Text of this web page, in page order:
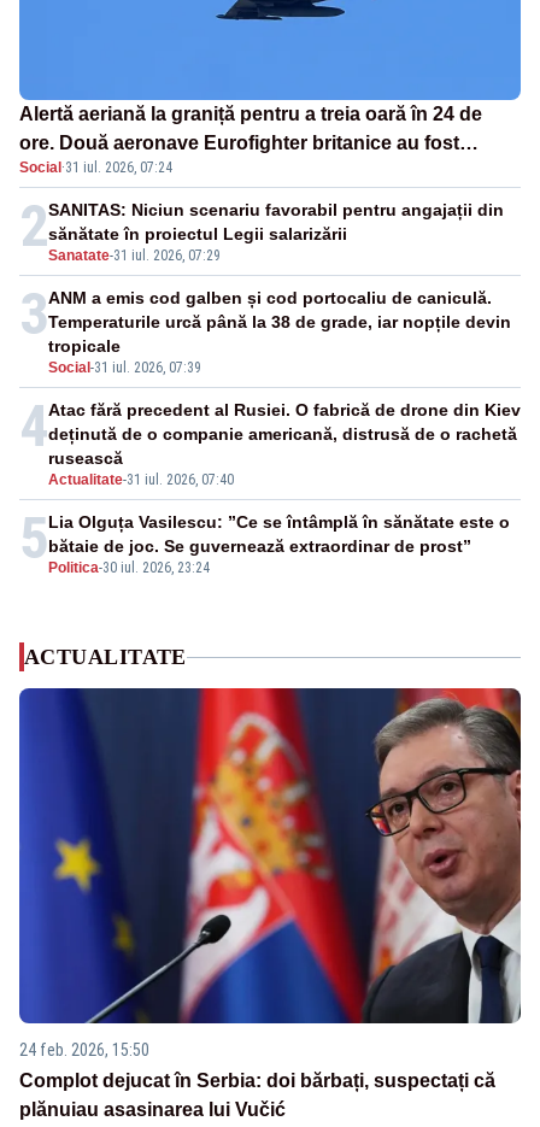
Alertă aeriană la graniță pentru a treia oară în 24 de
ore. Două aeronave Eurofighter britanice au fost
ridicate de la sol
Social ·31 iul. 2026, 07:24
2Sanatate-31 iul. 2026, 07:29
SANITAS: Niciun scenariu favorabil pentru angajații din
sănătate în proiectul Legii salarizării
3
Social -31 iul. 2026, 07:39
ANM a emis cod galben și cod portocaliu de caniculă.
Temperaturile urcă până la 38 de grade, iar nopțile devin
tropicale
4
Actualitate-31 iul. 2026, 07:40
Atac fără precedent al Rusiei. O fabrică de drone din Kiev
deținută de o companie americană, distrusă de o rachetă
rusească
5 Politica-30 iul. 2026, 23:24
Lia Olguța Vasilescu: ”Ce se întâmplă în sănătate este o
bătaie de joc. Se guvernează extraordinar de prost”
ACTUALITATE
24 feb. 2026, 15:50
Complot dejucat în Serbia: doi bărbați, suspectați că
plănuiau asasinarea lui Vučić